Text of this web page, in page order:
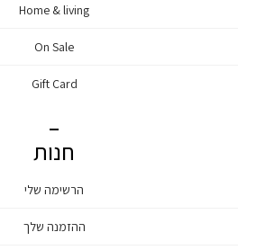
Home & living
On Sale
Gift Card
חנות
הרשימה שלי
ההזמנה שלך